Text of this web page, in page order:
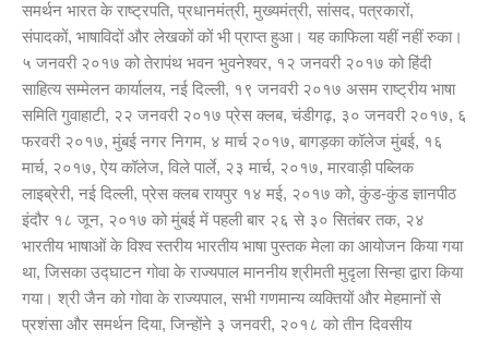
समर्थन भारत के राष्ट्रपति, प्रधानमंत्री, मुख्यमंत्री, सांसद, पत्रकारों,
संपादकों, भाषाविदों और लेखकों कों भी प्राप्त हुआ। यह काफिला यहीं नहीं रुका।
५ जनवरी २०१७ को तेरापंथ भवन भुवनेश्वर, १२ जनवरी २०१७ को हिंदी
साहित्य सम्मेलन कार्यालय, नई दिल्ली, १९ जनवरी २०१७ असम राष्ट्रीय भाषा
समिति गुवाहाटी, २२ जनवरी २०१७ प्रेस क्लब, चंडीगढ़, ३० जनवरी २०१७, ६
फरवरी २०१७, मुंबई नगर निगम, ४ मार्च २०१७, बागड़का कॉलेज मुंबई, १६
मार्च, २०१७, ऐय कॉलेज, विले पार्ले, २३ मार्च, २०१७, मारवाड़ी पब्लिक
लाइब्रेरी, नई दिल्ली, प्रेस क्लब रायपुर १४ मई, २०१७ को, कुंड-कुंड ज्ञानपीठ
इंदौर १८ जून, २०१७ को मुंबई में पहली बार २६ से ३० सितंबर तक, २४
भारतीय भाषाओं के विश्व स्तरीय भारतीय भाषा पुस्तक मेला का आयोजन किया गया
था, जिसका उद्घाटन गोवा के राज्यपाल माननीय श्रीमती मुदृला सिन्हा द्वारा किया
गया। श्री जैन को गोवा के राज्यपाल, सभी गणमान्य व्यक्तियों और मेहमानों से
प्रशंसा और समर्थन दिया, जिन्होंने ३ जनवरी, २०१८ को तीन दिवसीय